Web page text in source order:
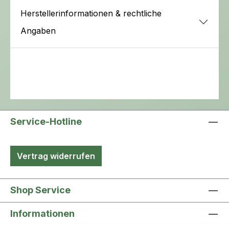
Herstellerinformationen & rechtliche
Angaben
Service-Hotline
Vertrag widerrufen
Shop Service
Informationen